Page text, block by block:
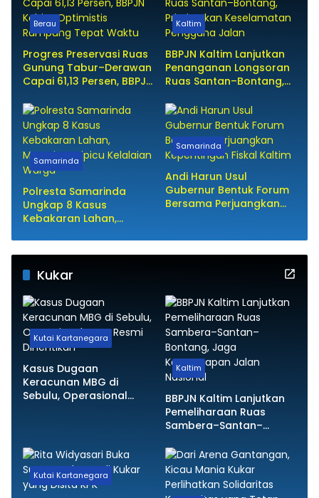
Berau
Progres Preservasi Ruas
Gunung Tabur–Derawan
Capai 61,13 Persen, BBPJN
Rampung Tepat Waktu
Kaltim
BBPJN Kaltim Lanjutkan
Penanganan Longsoran
Ruas Santan–Bontang,
Keselamatan Pengguna
Jalan
Samarinda
Polresta Samarinda
Ungkap 8 Kasus
Kebakaran Lahan,
Samarinda
Andi Harun Usul
Gubernur Bentuk Forum
Bersama Perjuangkan
Kukar
Kutai Kartanegara
Kasus Dugaan
Keracunan MBG di
Sebulu, Operasional
Kaltim
BBPJN Kaltim Lanjutkan
Pemeliharaan Ruas
Sambera–Santan–
Kemantapan Jalan
Nasional
Kutai Kartanegara